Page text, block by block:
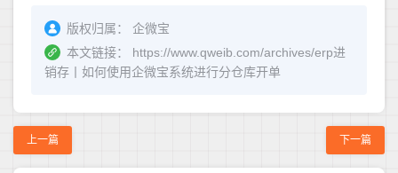
版权归属：
企微宝
本文链接：
https://www.qweib.com/archives/erp进
销存丨如何使用企微宝系统进行分仓库开单
上一篇 下一篇